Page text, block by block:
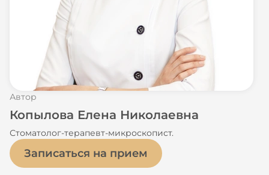
Автор
Копылова Елена Николаевна
Стоматолог-терапевт-микроскопист.
Записаться на прием